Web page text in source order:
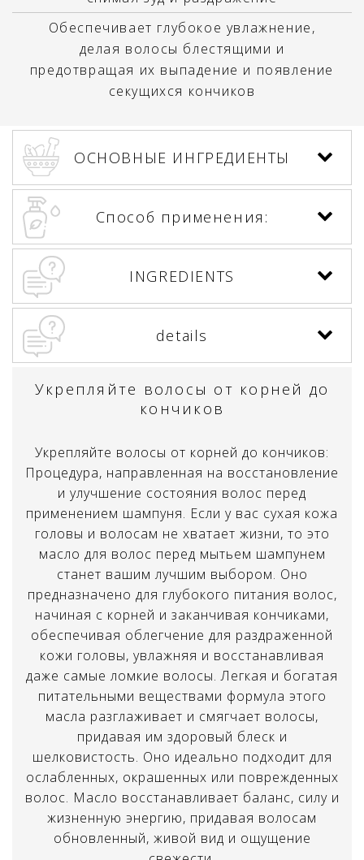
Создать список желаний ×
Имя списка желаний
ВОЙТИ В СИСТЕМУ ×
Вам необходимо войти в систему,
Обеспечивает глубокое увлажнение,
делая волосы блестящими и
предотвращая их выпадение и появление
секущихся кончиков
ОСНОВНЫЕ ИНГРЕДИЕНТЫ
Способ применения:
INGREDIENTS
details
Укрепляйте волосы от корней до
кончиков
Укрепляйте волосы от корней до кончиков:
Процедура, направленная на восстановление
и улучшение состояния волос перед
применением шампуня. Если у вас сухая кожа
головы и волосам не хватает жизни, то это
масло для волос перед мытьем шампунем
станет вашим лучшим выбором. Оно
предназначено для глубокого питания волос,
начиная с корней и заканчивая кончиками,
обеспечивая облегчение для раздраженной
кожи головы, увлажняя и восстанавливая
даже самые ломкие волосы. Легкая и богатая
питательными веществами формула этого
масла разглаживает и смягчает волосы,
придавая им здоровый блеск и
шелковистость. Оно идеально подходит для
ослабленных, окрашенных или поврежденных
волос. Масло восстанавливает баланс, силу и
жизненную энергию, придавая волосам
обновленный, живой вид и ощущение